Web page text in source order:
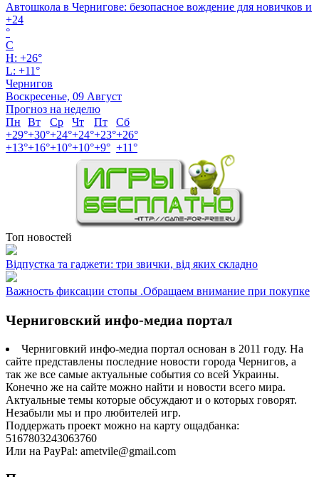
Автошкола в Чернигове: безопасное вождение для новичков и
+24
°
C
H: +26°
L: +11°
Чернигов
Воскресенье, 09 Август
Прогноз на неделю
Пн
Вт Ср Чт Пт
Сб
+29°+30°+24°+24°+23°+26°
+13°+16°+10°+10°+9° +11°
Топ новостей
Відпустка та гаджети: три звички, від яких складно
Важность фиксации стопы .Обращаем внимание при покупке
Черниговский инфо-медиа портал
Черниговкий инфо-медиа портал основан в 2011 году. На
сайте представлены последние новости города Чернигов, а
так же все самые актуальные события со всей Украины.
Конечно же на сайте можно найти и новости всего мира.
Актуальные темы которые обсуждают и о которых говорят.
Незабыли мы и про любителей игр.
Поддержать проект можно на карту ощадбанка:
5167803243063760
Или на PayPal: ametvile@gmail.com